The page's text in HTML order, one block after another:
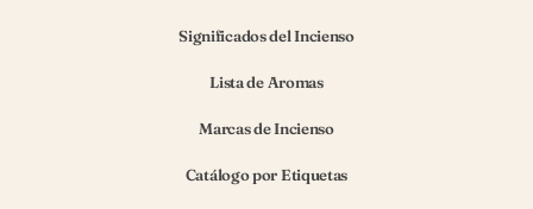
Significados del Incienso
Lista de Aromas
Marcas de Incienso
Catálogo por Etiquetas